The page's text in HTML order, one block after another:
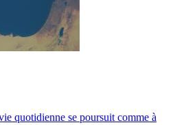
quotidienne se poursuit comme à